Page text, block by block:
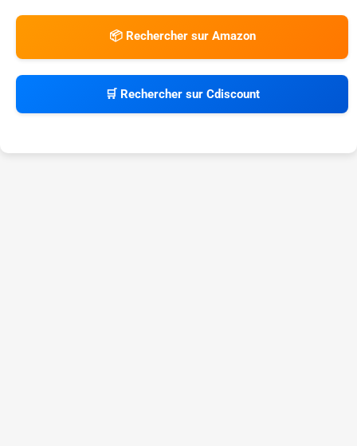
📦 Rechercher sur Amazon
🛒 Rechercher sur Cdiscount